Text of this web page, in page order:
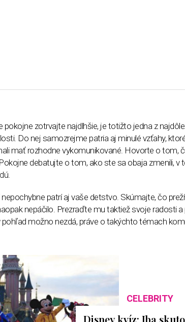
pokojne zotrvajte najdlhšie, je totižto jedna z
Do nej samozrejme patria aj minulé vzťahy,
mať rozhodne vykomunikované. Hovorte o tom,
debatujte o tom, ako ste sa obaja zmenili, v
patrí aj vaše detstvo. Skúmajte, čo
nepáčilo. Prezraďte mu taktiež svoje radosti
pohľad možno nezdá, práve o takýchto témach
CELEBRITY